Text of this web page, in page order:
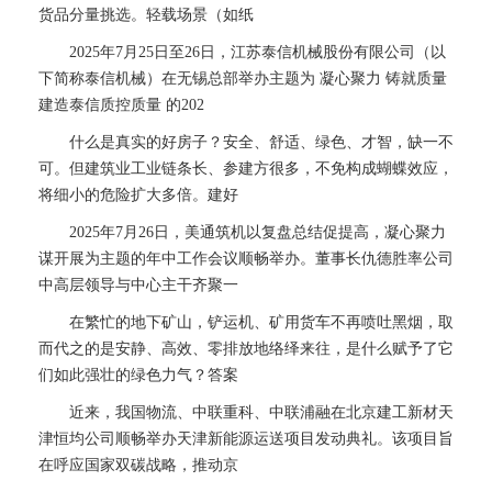
货品分量挑选。轻载场景（如纸
2025年7月25日至26日，江苏泰信机械股份有限公司（以
下简称泰信机械）在无锡总部举办主题为 凝心聚力 铸就质量
建造泰信质控质量 的202
什么是真实的好房子？安全、舒适、绿色、才智，缺一不
可。但建筑业工业链条长、参建方很多，不免构成蝴蝶效应，
将细小的危险扩大多倍。建好
2025年7月26日，美通筑机以复盘总结促提高，凝心聚力
谋开展为主题的年中工作会议顺畅举办。董事长仇德胜率公司
中高层领导与中心主干齐聚一
在繁忙的地下矿山，铲运机、矿用货车不再喷吐黑烟，取
而代之的是安静、高效、零排放地络绎来往，是什么赋予了它
们如此强壮的绿色力气？答案
近来，我国物流、中联重科、中联浦融在北京建工新材天
津恒均公司顺畅举办天津新能源运送项目发动典礼。该项目旨
在呼应国家双碳战略，推动京